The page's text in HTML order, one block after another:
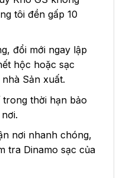
tôi đền gấp 10
đổi mới ngay lập
hộc hoặc sạc
Sản xuất.
trong thời hạn bảo
nơi nhanh chóng,
tra Dinamo sạc của